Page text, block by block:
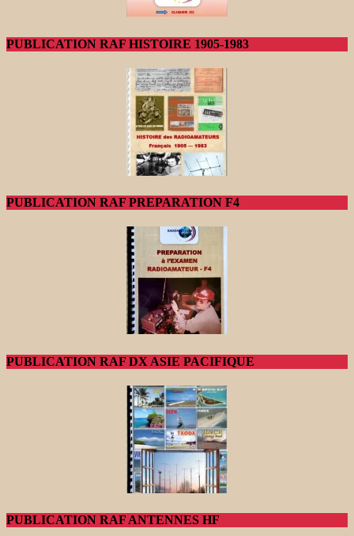
PUBLICATION RAF HISTOIRE 1905-1983
PUBLICATION RAF PREPARATION F4
PUBLICATION RAF DX ASIE PACIFIQUE
PUBLICATION RAF ANTENNES HF